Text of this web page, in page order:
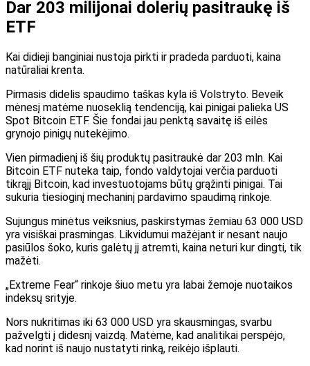
Dar 203 milijonai dolerių pasitraukę iš
ETF
Kai didieji banginiai nustoja pirkti ir pradeda parduoti, kaina
natūraliai krenta.
Pirmasis didelis spaudimo taškas kyla iš Volstryto. Beveik
mėnesį matėme nuoseklią tendenciją, kai pinigai palieka US
Spot Bitcoin ETF. Šie fondai jau penktą savaitę iš eilės
grynojo pinigų nutekėjimo.
Vien pirmadienį iš šių produktų pasitraukė dar 203 mln. Kai
Bitcoin ETF nuteka taip, fondo valdytojai verčia parduoti
tikrąjį Bitcoin, kad investuotojams būtų grąžinti pinigai. Tai
sukuria tiesioginį mechaninį pardavimo spaudimą rinkoje.
Sujungus minėtus veiksnius, paskirstymas žemiau 63 000 USD
yra visiškai prasmingas. Likvidumui mažėjant ir nesant naujo
pasiūlos šoko, kuris galėtų jį atremti, kaina neturi kur dingti, tik
mažėti.
„Extreme Fear“ rinkoje šiuo metu yra labai žemoje nuotaikos
indeksų srityje.
Nors nukritimas iki 63 000 USD yra skausmingas, svarbu
pažvelgti į didesnį vaizdą. Matėme, kad analitikai perspėjo,
kad norint iš naujo nustatyti rinką, reikėjo išplauti.